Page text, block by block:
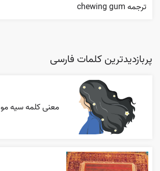
ترجمه chewing gum
پربازدیدترین کلمات فارسی
معنی کلمه سیه مو